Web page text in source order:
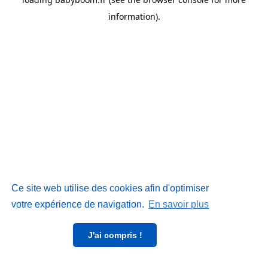
Ce site web utilise des cookies afin d'optimiser
votre expérience de navigation. En savoir plus
J'ai compris !
information).